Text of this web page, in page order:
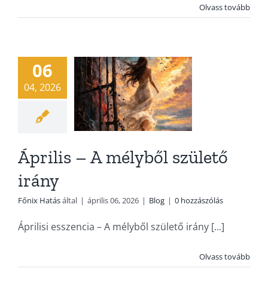
Olvass tovább
06
04, 2026
Blog
Április – A mélyből születő
irány
Főnix Hatásáltal | április 06, 2026 | Blog | 0 hozzászólás
Áprilisi esszencia – A mélyből születő irány [...]
Olvass tovább